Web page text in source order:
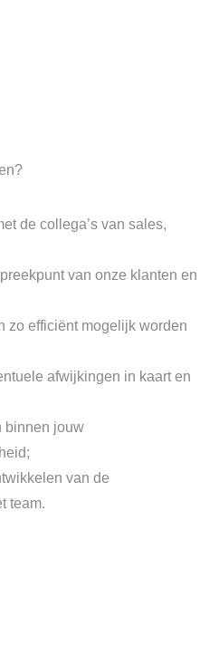
de collega’s van sales,
van onze klanten en
zo efficiënt mogelijk worden
afwijkingen in kaart en
binnen jouw
van de
team.